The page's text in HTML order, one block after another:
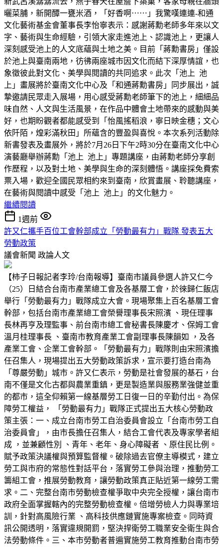
曬菜脯，新開醰一甕米酒，「好香啊⋯⋯」我驚嘆連連-和通
文化藝術基金會董事長李怡寧表示：感謝蔣勳老師多年來以文
字、藝術與生命經驗，引領大家走進池上、認識池上，更讓人
深刻感受池上的人文底蘊與土地之美。目前「蔣勳書房」僅設
於池上與臺南兩地，彷彿兩座城市因文化而結下深厚情誼，也
象徵彼此對文化、美學與閱讀的共同追求。此次「池上 池
上」畫展將於臺南文化中心及「和通蔣勳書房」同步展出，誠
摯邀請民眾走入展場，用心感受蔣勳老師筆下的池上，細細品
味自然、人文與生活風景，在作品中體會土地帶來的感動與美
好，也期盼觀者都能感受到「怡風搖稻浪，寧日映金穗；文心
依阡陌，煌彩滿秋田」所蘊含的豐盈與喜悅。本次系列活動除
新書發表及畫展外，將於7月26日下午2時30分在臺南文化中心
演藝廳舉辦蔣勳「池上 池上」專題講座，由蔣勳老師分享創
作歷程，以及對土地、美學與生命的深刻體悟。講座採免費索
票入場，歡迎全國民眾相約來到臺南，欣賞畫展、聆聽講座，
在藝術與閱讀中感受「池上 池上」的文化魅力。
繼續閱讀
1週前
許又仁攜手百位工會幹部成立「勞動最有力」戰隊 發表五大
勞動政策
議會新聞 政論人文
【柿子日報記者李玲/台南報導】臺南市議員參選人許又仁今
（25）日結合台南市產業總工會及各基層工會，於徠歸仁飯店
舉行「勞動最有力」戰隊成立大會。現場聚集上百名基層工會
幹部，包括台南市產業總工會榮譽理事長宋照濱 、現任理事
長林再亨及理監事、前台南市總工會秘書長陳慶才、保姆工會
溫月桂理事長 、臺南市教育產業工會副理事長陳韻如 ，及各
產業工會、企業工會幹部。「勞動最有力」戰隊則由宋照濱擔
任召集人，現場提出五大勞動政策訴求，宣示要打造台南為
「尊嚴勞動」城市。許又仁表示，勞動是社會發展的基石，台
南不僅是文化古都與農業重鎮，更是製造業與服務業強健並重
的都市，這全仰賴第一線基層勞工日復一日的辛勤付出。為保
障勞工權益， 「勞動最有力」戰隊正式提出五大核心勞動政
策主張：一、成立台南市勞工自治委員會設立「台南市勞工自
治委員會」，由市長擔任召集人，結合工會代表及專家學者組
成 ，並兼顧性別 、青年、老年、身心障礙者 、原住民比例。
賦予政策決議權與預算監督權。破除過去官僚主導模式，建立
勞工與市府的常態性對話平台，落實勞工參與治理，推動勞工
籌組工會，推展勞動教育，讓勞動政策真正貼近第一線勞工需
求。二、完整台南市勞動檢查權爭取中央完全授權，讓台南市
政府全面掌握轄內的完整勞動檢查權。倍增勞檢人力與專業培
訓，針對高風險行業 、高科技供應鏈實施專案檢查。同時資
訊公開透明，落實違規開罰，堅決捍衛勞工職業安全衛生與合
法勞動條件。三、本市勞動者普遍實施勞工教育推動台南市勞